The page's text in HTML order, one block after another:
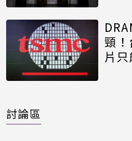
頸
片
討論區